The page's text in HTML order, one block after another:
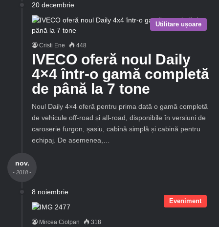
20 decembrie
Utilitare ușoare
Cristi Ene 448
IVECO oferă noul Daily
4×4 într-o gamă completă
de până la 7 tone
Noul Daily 4×4 oferă pentru prima dată o gamă completă
de vehicule off-road și all-road, disponibile în versiuni de
caroserie furgon, șasiu, cabină simplă și cabină pentru
echipaj. De asemenea,…
nov.
- 2018 -
8 noiembrie
Eveniment
Mircea Ciolpan 318